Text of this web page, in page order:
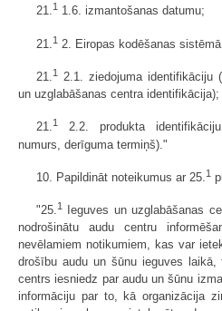
21.1 1.6. izmantošanas datumu;
21. 1 2. Eiropas kodēšanas
21.1
2.1. ziedojuma identifikāciju
un uzglabāšanas centra identifikācija);
21.1
2.2. produkta
numurs, derīguma termiņš)."
10. Papildināt noteikumus ar 25. 1
"25.1
Ieguves un uzglabāšanas
nodrošinātu audu centru
nevēlamiem notikumiem, kas var
drošību audu un šūnu ieguves
centrs iesniedz par audu un šūnu
informāciju par to, kā organizācija